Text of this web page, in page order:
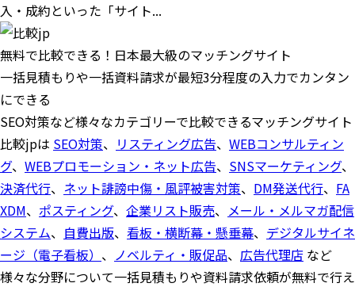
入・成約といった「サイト...
無料で比較できる！日本最大級のマッチングサイト
一括見積もりや一括資料請求が最短3分程度の入力でカンタン
にできる
SEO対策など様々なカテゴリーで比較できるマッチングサイト
比較jpは SEO対策、 リスティング広告、 WEBコンサルティン
グ、 WEBプロモーション・ネット広告、 SNSマーケティング、
決済代行、 ネット誹謗中傷・風評被害対策、 DM発送代行、 FA
XDM、 ポスティング、 企業リスト販売、 メール・メルマガ配信
システム、 自費出版、 看板・横断幕・懸垂幕、 デジタルサイネ
ージ（電子看板） 、 ノベルティ・販促品、 広告代理店 など
様々な分野について一括見積もりや資料請求依頼が無料で行え